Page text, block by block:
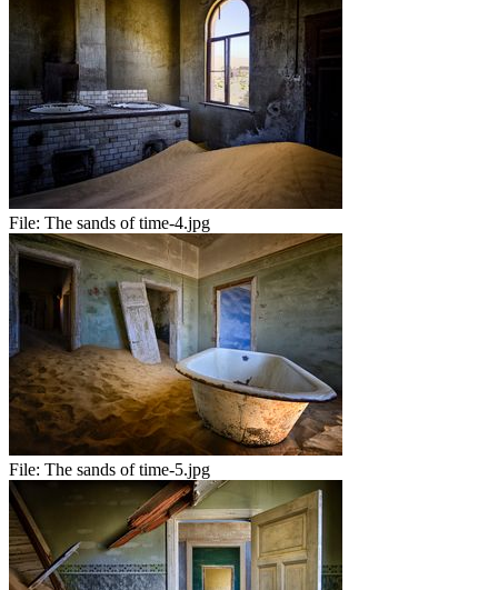
File: The sands of time-4.jpg
File: The sands of time-5.jpg